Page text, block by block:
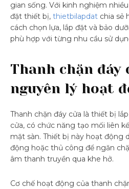
gian sống. Với kinh nghiệm
đặt thiết bị, thietbilapdat chia sẻ
cách chọn lựa, lắp đặt và bảo
phù hợp với từng nhu cầu sử
Thanh chặn đáy
nguyên lý hoạt
Thanh chặn đáy cửa là thiết bị
cửa, có chức năng tạo mối liên
mặt sàn. Thiết bị này hoạt động
động hoặc thủ công để ngăn
âm thanh truyền qua khe hở.
Cơ chế hoạt động của thanh